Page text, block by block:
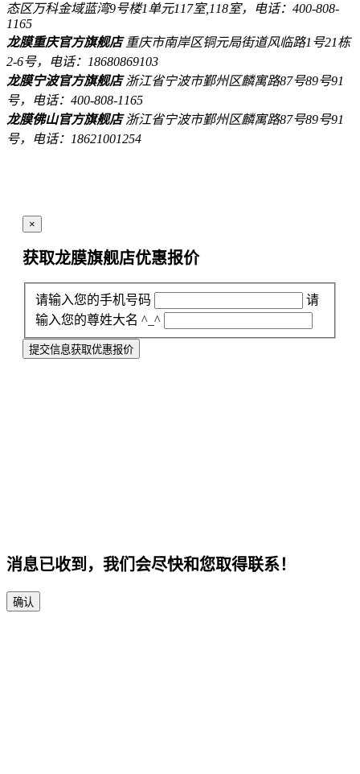
态区万科金域蓝湾9号楼1单元117室,118室，电话：400-808-
1165
龙膜重庆官方旗舰店重庆市南岸区铜元局街道风临路1号21栋
2-6号，电话：18680869103
龙膜宁波官方旗舰店浙江省宁波市鄞州区麟寓路87号89号91
号，电话：400-808-1165
龙膜佛山官方旗舰店浙江省宁波市鄞州区麟寓路87号89号91
号，电话：18621001254
×
获取龙膜旗舰店优惠报价
请输入您的手机号码
请
输入您的尊姓大名 ^_^
提交信息获取优惠报价
消息已收到，我们会尽快和您取得联系！
确认